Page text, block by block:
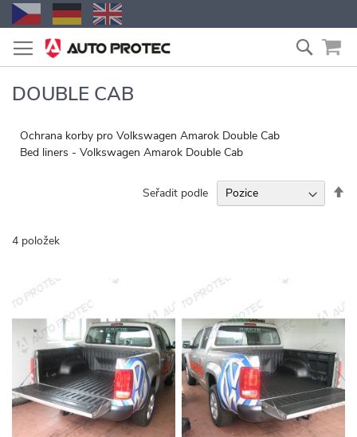
Přejít
na
obsah
DOUBLE CAB
Ochrana korby pro Volkswagen Amarok Double Cab
Bed liners - Volkswagen Amarok Double Cab
4 položek
Seřadit podle